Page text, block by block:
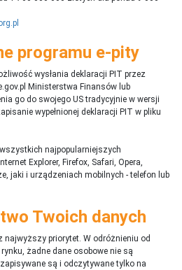
programu e-pity
wysłania deklaracji PIT przez
Ministerstwa Finansów lub
go do swojego US tradycyjnie w wersji
wypełnionej deklaracji PIT w pliku
najpopularniejszych
Explorer, Firefox, Safari, Opera,
jaki i urządzeniach mobilnych - telefon lub
Twoich danych
priorytet. W odróżnieniu od
żadne dane osobowe nie są
są i odczytywane tylko na